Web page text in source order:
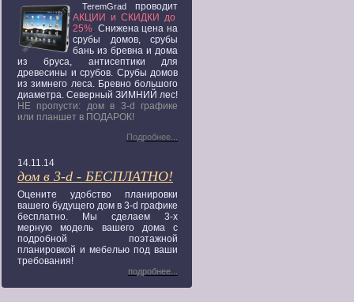
TeremGradпроводит
АКЦИИ и СКИДКИ до
25%. Снижена цена на
срубы домов, срубы
бань из бревна и дома
из бруса, антисептики для
древесины и срубов. Срубы домов
из зимнего леса. Бревно большого
диаметра. Северный ЗИМНИЙ лес!
НЕ пропусти: дом в 3-d графике
или планшет в ПОДАРОК!
Подробнее...
14.11.14
дом в 3-d - БЕСПЛАТНО!
Оцените удобство планировки
вашего будущего дом в 3-d графике
бесплатно. Мы сделаем 3-х
мерную модель вашего дома с
подробной поэтажной
планировкой и мебелью под ваши
требования!
подробнее...